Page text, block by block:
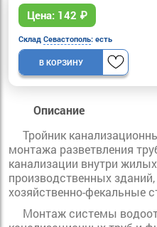
Цена: 142 ₽
Склад Севастополь: есть
В КОРЗИНУ
Описание
Тройник
монтажа разветвления
канализации внутри
производственных
хозяйственно-фекальные
Монтаж системы